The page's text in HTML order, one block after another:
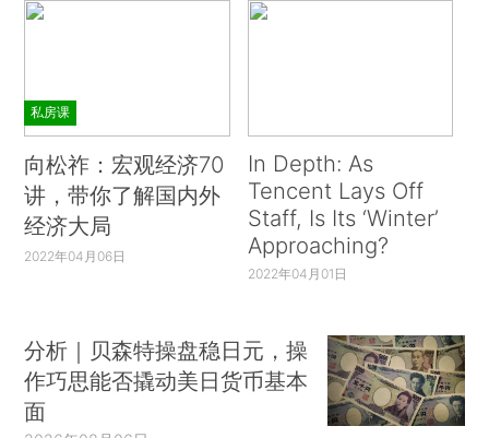
私房课
向松祚：宏观经济70
讲，带你了解国内外
经济大局
2022年04月06日
In Depth: As
Tencent Lays Off
Staff, Is Its ‘Winter’
Approaching?
2022年04月01日
分析｜贝森特操盘稳日元，操
作巧思能否撬动美日货币基本
面